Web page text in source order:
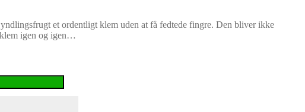
et ordentligt klem uden at få fedtede fingre. Den bliver ikke
igen og igen…